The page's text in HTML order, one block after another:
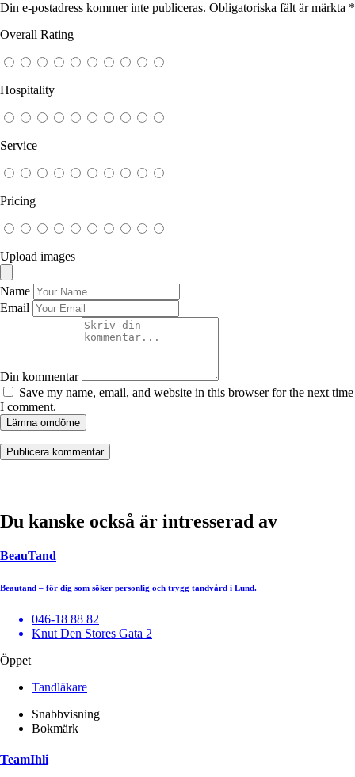
Din e-postadress kommer inte publiceras. Obligatoriska fält är märkta *
Overall Rating
Hospitality
Service
Pricing
Upload images
Name
Email
Din kommentar
Save my name, email, and website in this browser for the next time
I comment.
Lämna omdöme
Du kanske också är intresserad av
BeauTand
Beautand – för dig som söker personlig och trygg tandvård i Lund.
046-18 88 82
Knut Den Stores Gata 2
Öppet
Tandläkare
Snabbvisning
Bokmärk
TeamIhli